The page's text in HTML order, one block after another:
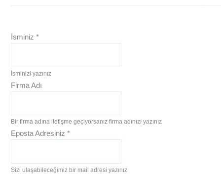
İsminiz *
İsminizi yazınız
Firma Adı
Bir firma adına iletişme geçiyorsanız firma adınızı yazınız
Eposta Adresiniz *
Sizi ulaşabileceğimiz bir mail adresi yazınız